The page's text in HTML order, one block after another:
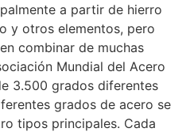
a partir de hierro
y otros elementos, pero
combinar de muchas
Mundial del Acero
3.500 grados diferentes
grados de acero se
tipos principales. Cada